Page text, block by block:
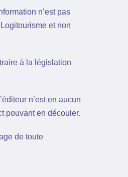
n’est pas
et non
à la législation
n’est en aucun
pouvant en découler.
de toute